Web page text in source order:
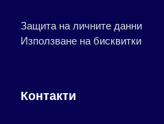
Защита на личните данни
Използване на бисквитки
Контакти